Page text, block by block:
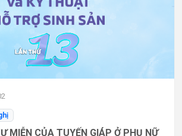
MIỄN CỦA TUYẾN GIÁP Ở PHỤ NỮ